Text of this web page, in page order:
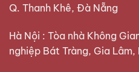
Q. Thanh Khê, Đà Nẵng
Hà Nội : Tòa nhà Không
nghiệp Bát Tràng, Gia Lâm,